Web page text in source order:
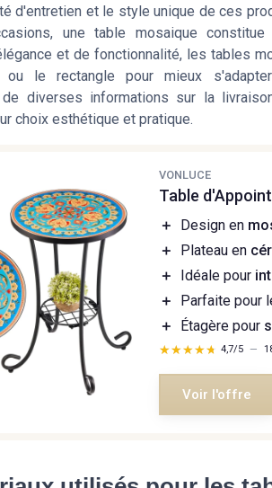
d'entretien et le style unique de ces
une table mosaique
et de fonctionnalité, les tables
ou le rectangle pour mieux
de diverses informations sur la
choix esthétique et pratique.
VONLUCE
Table
＋ Design en
＋
Plateau en
＋
Idéale pour
＋
Parfaite pour
＋
Étagère pour
★★★★★
★★★★★ 4,7/5 —
Voir l'offre